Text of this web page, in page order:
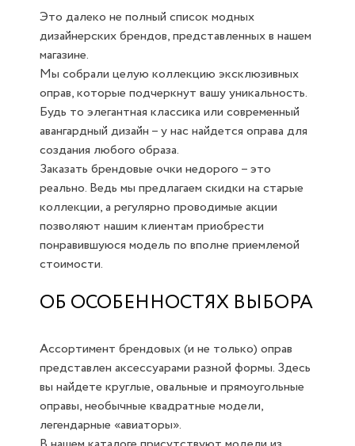
Это далеко не полный список модных
дизайнерских брендов, представленных в нашем
магазине.
Мы собрали целую коллекцию эксклюзивных
оправ, которые подчеркнут вашу уникальность.
Будь то элегантная классика или современный
авангардный дизайн – у нас найдется оправа для
создания любого образа.
Заказать брендовые очки недорого – это
реально. Ведь мы предлагаем скидки на старые
коллекции, а регулярно проводимые акции
позволяют нашим клиентам приобрести
понравившуюся модель по вполне приемлемой
стоимости.
ОБ ОСОБЕННОСТЯХ ВЫБОРА
Ассортимент брендовых (и не только) оправ
представлен аксессуарами разной формы. Здесь
вы найдете круглые, овальные и прямоугольные
оправы, необычные квадратные модели,
легендарные «авиаторы».